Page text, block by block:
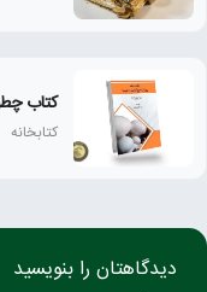
کتاب
کتابخانه
دیدگاهتان را بنویسید